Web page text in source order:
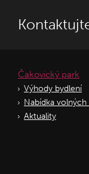
Čakovický park
Výhody bydlení
Nabídka volných
Aktuality